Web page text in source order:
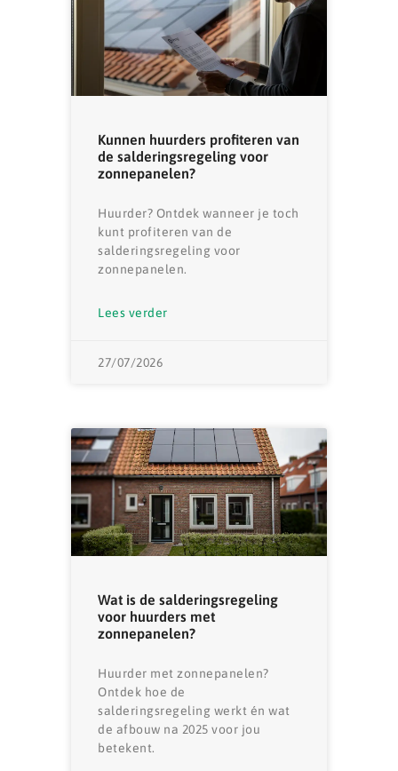
Kunnen huurders profiteren van
de salderingsregeling voor
zonnepanelen?
Huurder? Ontdek wanneer je toch
kunt profiteren van de
salderingsregeling voor
zonnepanelen.
Lees verder
27/07/2026
Wat is de salderingsregeling
voor huurders met
zonnepanelen?
Huurder met zonnepanelen?
Ontdek hoe de
salderingsregeling werkt én wat
de afbouw na 2025 voor jou
betekent.